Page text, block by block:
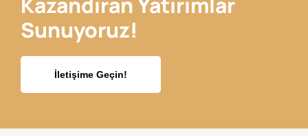
Sunuyoruz!
İletişime Geçin!